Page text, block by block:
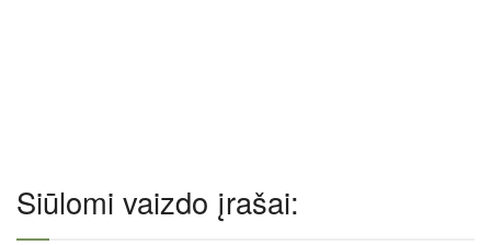
Siūlomi vaizdo įrašai: